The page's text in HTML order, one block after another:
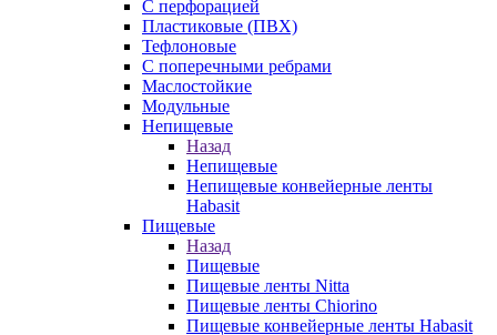
С перфорацией
Пластиковые (ПВХ)
Тефлоновые
С поперечными ребрами
Маслостойкие
Модульные
Непищевые
Назад
Непищевые
Непищевые конвейерные ленты
Habasit
Пищевые
Назад
Пищевые
Пищевые ленты Nitta
Пищевые ленты Chiorino
Пищевые конвейерные ленты Habasit